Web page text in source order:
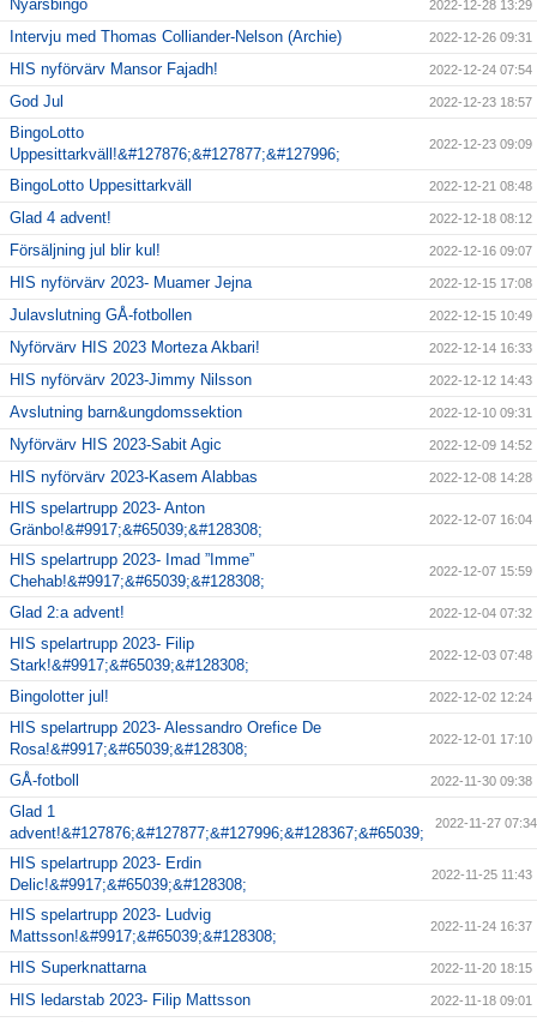
Nyårsbingo 2022-12-28 13:29
Intervju med Thomas Colliander-Nelson (Archie) 2022-12-26 09:31
HIS nyförvärv Mansor Fajadh! 2022-12-24 07:54
God Jul 2022-12-23 18:57
BingoLotto
Uppesittarkväll!&#127876;&#127877;&#127996;
2022-12-23 09:09
BingoLotto Uppesittarkväll 2022-12-21 08:48
Glad 4 advent! 2022-12-18 08:12
Försäljning jul blir kul! 2022-12-16 09:07
HIS nyförvärv 2023- Muamer Jejna 2022-12-15 17:08
Julavslutning GÅ-fotbollen 2022-12-15 10:49
Nyförvärv HIS 2023 Morteza Akbari! 2022-12-14 16:33
HIS nyförvärv 2023-Jimmy Nilsson 2022-12-12 14:43
Avslutning barn&ungdomssektion 2022-12-10 09:31
Nyförvärv HIS 2023-Sabit Agic 2022-12-09 14:52
HIS nyförvärv 2023-Kasem Alabbas 2022-12-08 14:28
HIS spelartrupp 2023- Anton
Gränbo!&#9917;&#65039;&#128308;
2022-12-07 16:04
HIS spelartrupp 2023- Imad ”Imme”
Chehab!&#9917;&#65039;&#128308;
2022-12-07 15:59
Glad 2:a advent! 2022-12-04 07:32
HIS spelartrupp 2023- Filip
Stark!&#9917;&#65039;&#128308;
2022-12-03 07:48
Bingolotter jul! 2022-12-02 12:24
HIS spelartrupp 2023- Alessandro Orefice De
Rosa!&#9917;&#65039;&#128308;
2022-12-01 17:10
GÅ-fotboll 2022-11-30 09:38
Glad 1
advent!&#127876;&#127877;&#127996;&#128367;&#65039;
2022-11-27 07:34
HIS spelartrupp 2023- Erdin
Delic!&#9917;&#65039;&#128308;
2022-11-25 11:43
HIS spelartrupp 2023- Ludvig
Mattsson!&#9917;&#65039;&#128308;
2022-11-24 16:37
HIS Superknattarna 2022-11-20 18:15
HIS ledarstab 2023- Filip Mattsson 2022-11-18 09:01